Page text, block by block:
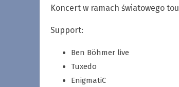
Koncert w ramach światowego
Support:
Ben Böhmer live
Tuxedo
EnigmatiC